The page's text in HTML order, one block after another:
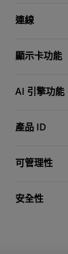
連線
顯示卡功能
AI 引擎功能
產品 ID
可管理性
安全性